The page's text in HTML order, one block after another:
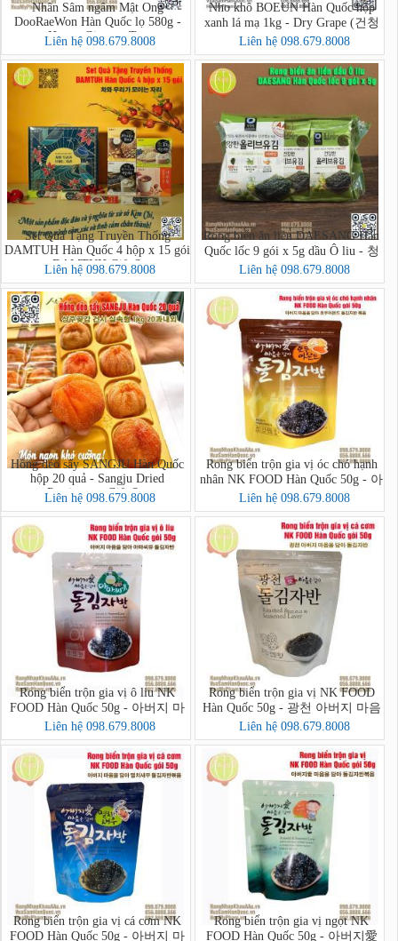
Nhân Sâm ngâm Mật Ong
DooRaeWon Hàn Quốc lọ 580g -
Honey Ginseng Tea
Liên hệ 098.679.8008
Nho khô BOEUN Hàn Quốc hộp
xanh lá mạ 1kg - Dry Grape (건청
포도)
Liên hệ 098.679.8008
Set Quà Tặng Truyền Thống
DAMTUH Hàn Quốc 4 hộp x 15 gói
- DAMTUH Gift Set
Liên hệ 098.679.8008
Rong biển ăn liền DAESANG Hàn
Quốc lốc 9 gói x 5g dầu Ô liu - 청
정원 올리브유 재래김
Liên hệ 098.679.8008
Hồng dẻo sấy SANGJU Hàn Quốc
hộp 20 quả - Sangju Dried
Persimmon Gift Set
Liên hệ 098.679.8008
Rong biển trộn gia vị óc chó hạnh
nhân NK FOOD Hàn Quốc 50g - 아
버지 마음을 담아 호두아몬드 돌
김자반 볶음
Liên hệ 098.679.8008
Rong biển trộn gia vị ô liu NK
FOOD Hàn Quốc 50g - 아버지 마
음을 담아 아마씨유 돌김자반
Liên hệ 098.679.8008
Rong biển trộn gia vị NK FOOD
Hàn Quốc 50g - 광천 아버지 마음
을 담아 돌김자반
Liên hệ 098.679.8008
Rong biển trộn gia vị cá cơm NK
FOOD Hàn Quốc 50g - 아버지 마
Rong biển trộn gia vị ngọt NK
FOOD Hàn Quốc 50g - 아버지愛